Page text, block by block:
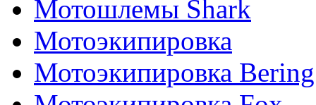
Мотошлемы Shark
Мотоэкипировка
Мотоэкипировка Bering